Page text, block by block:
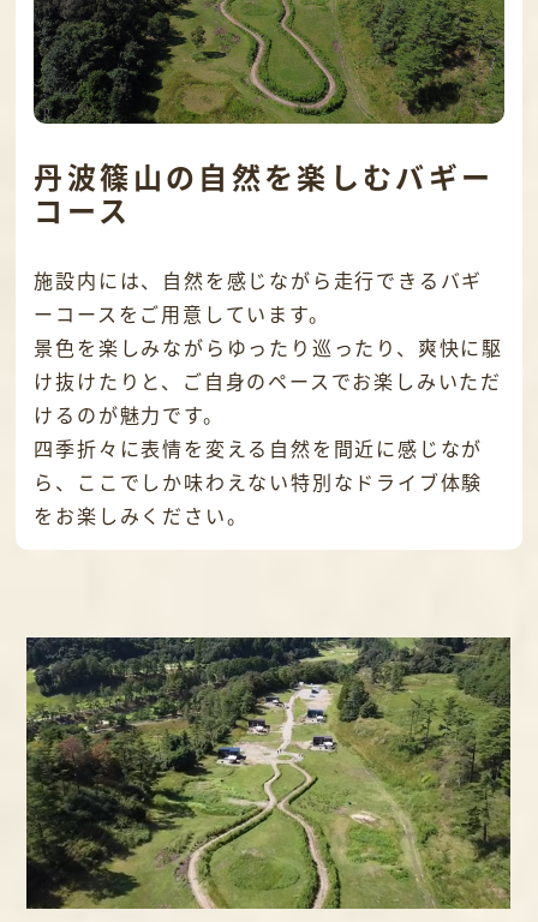
丹波篠山の自然を楽しむバギー
コース
施設内には、自然を感じながら走行できるバギ
ーコースをご用意しています。
景色を楽しみながらゆったり巡ったり、爽快に駆
け抜けたりと、ご自身のペースでお楽しみいただ
けるのが魅力です。
四季折々に表情を変える自然を間近に感じなが
ら、ここでしか味わえない特別なドライブ体験
をお楽しみください。